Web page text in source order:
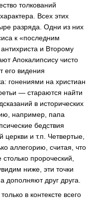
толкований
Всех этих
разряда. Одни из них
к «последним
и Второму
Апокалипсису чисто
его видения
гонениями на христиан
— стараются найти
в исторических
например, папа
бедствия
и т.п. Четвертые,
аллегорию, считая, что
пророческий,
ниже, эти точки
дополняют друг друга.
в контексте всего